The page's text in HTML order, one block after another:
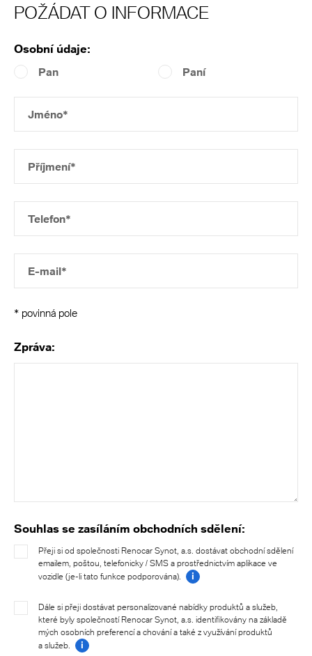
POŽÁDAT O INFORMACE
Osobní údaje:
Pan Paní
Jméno*
Příjmení*
Telefon*
E-mail*
* povinná pole
Zpráva:
Souhlas se zasíláním obchodních sdělení:
Přeji si od společnosti Renocar Synot, a.s. dostávat obchodní sdělení
emailem, poštou, telefonicky / SMS a prostřednictvím aplikace ve
vozidle (je-li tato funkce podporována).
i
Dále si přeji dostávat personalizované nabídky produktů a služeb,
které byly společností Renocar Synot, a.s. identifikovány na základě
mých osobních preferencí a chování a také z využívání produktů
a služeb.
i